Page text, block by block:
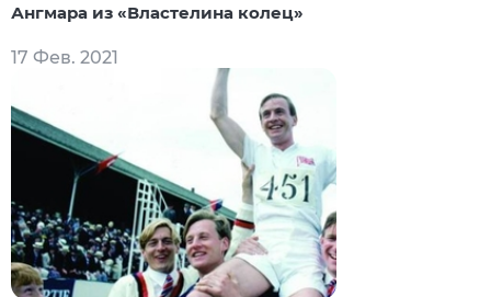
Ангмара из «Властелина колец»
17 Фев. 2021